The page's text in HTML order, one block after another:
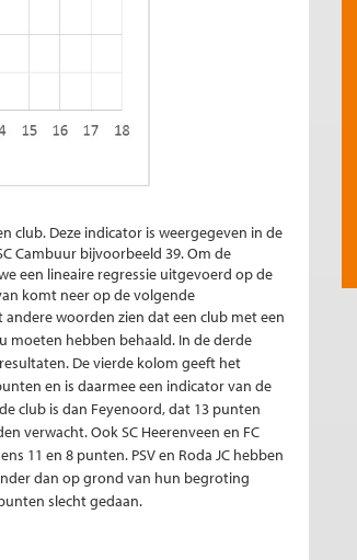
club. Deze indicator is weergegeven in de
Cambuur bijvoorbeeld 39. Om de
een lineaire regressie uitgevoerd op de
komt neer op de volgende
andere woorden zien dat een club met een
moeten hebben behaald. In de derde
De vierde kolom geeft het
en is daarmee een indicator van de
club is dan Feyenoord, dat 13 punten
verwacht. Ook SC Heerenveen en FC
11 en 8 punten. PSV en Roda JC hebben
dan op grond van hun begroting
slecht gedaan.